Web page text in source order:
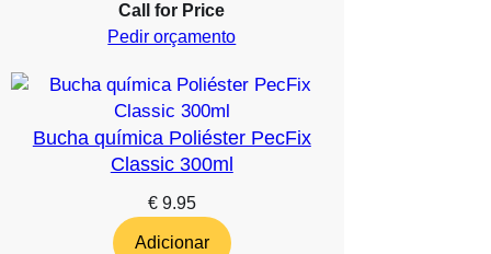
Call for Price
Pedir orçamento
Bucha química Poliéster PecFix
Classic 300ml
€9.95
Adicionar